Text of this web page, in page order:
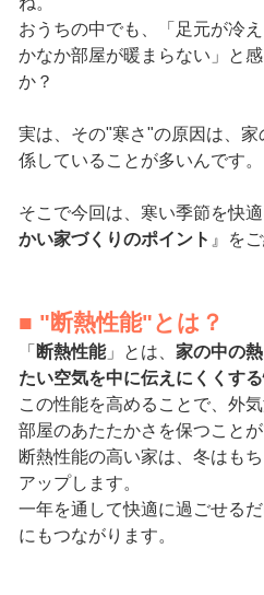
おうちの中でも、「足元が冷
かなか部屋が暖まらない」と
か？
実は、その"寒さ"の原因は、家
係していることが多いんです。
そこで今回は、寒い季節を快
かい家づくりのポイント 』を
■ "断熱性能"とは？
「 断熱性能」とは、 家の中の
たい空気を中に伝えにくくす
この性能を高めることで、外
部屋のあたたかさを保つことが
断熱性能の高い家は、冬はも
アップします。
一年を通して快適に過ごせる
にもつながります。